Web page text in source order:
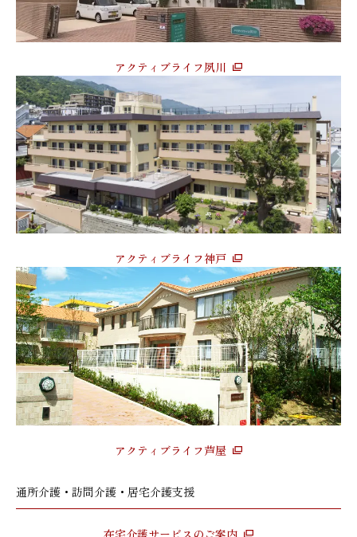
アクティブライフ夙川
アクティブライフ神戸
アクティブライフ芦屋
通所介護・訪問介護・居宅介護支援
在宅介護サービスのご案内